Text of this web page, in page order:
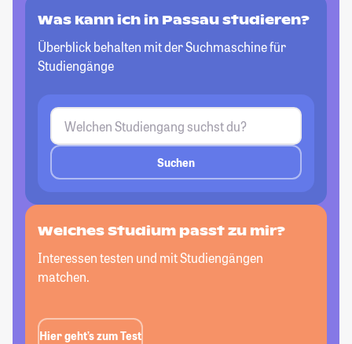
Was kann ich in Passau studieren?
Überblick behalten mit der Suchmaschine für
Studiengänge
Suchen
Welches Studium passtzu mir?
Interessen testen und mit Studiengängen
matchen.
Hier geht’s zum Test